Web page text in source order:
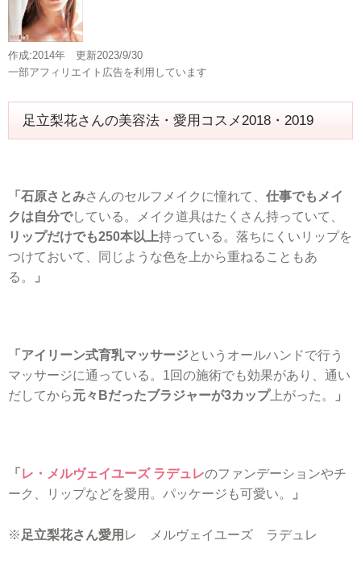
作成:2014年 更新2023/9/30
一部アフィリエイト広告を利用しています
足立梨花さんの美容法・愛用コスメ2018・2019
「石原さとみさんのセルフメイクに憧れて、 仕事でもメイ
クは自分でしている。メイク道具はたくさん持っていて、
リップだけでも250本以上持っている。落ちにくいリップを
つけておいて、同じような色を上から重ねることもあ
る。
」
「アイリーン式育乳マッサージというオールハンドで行う
マッサージに通っている。1回の施術でも効果があり、通い
だしてから元々Bだったブラジャーが3カップ上がった。 」
「 レ・メルヴェイユーズ ラデュレのファンデーションやチ
ーク、リップなどを愛用。パッケージも可愛い。
」
※ 足立梨花さん愛用 レ メルヴェイユーズ ラデュレ